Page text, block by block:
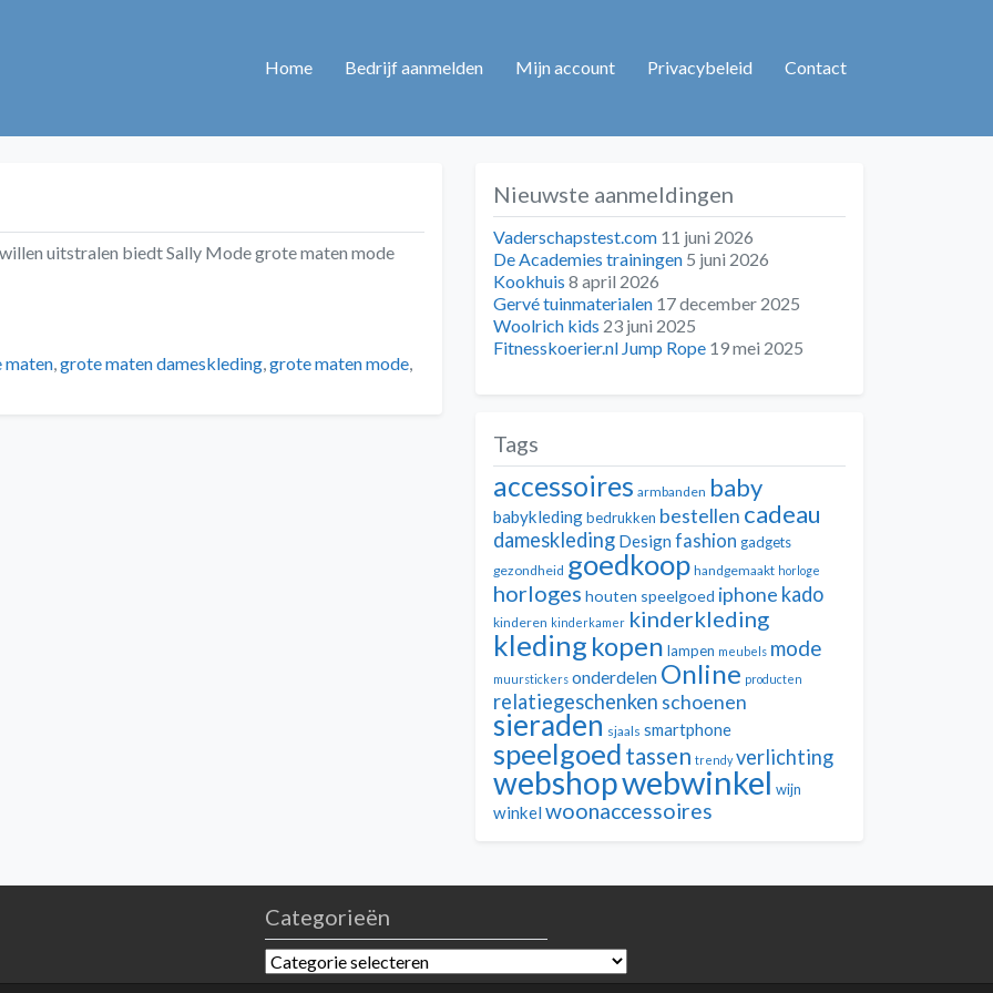
Home Bedrijf aanmelden Mijn account Privacybeleid Contact
uitstralen biedt Sally Mode grote maten mode
maten grote maten dameskleding grote maten mode
Nieuwste aanmeldingen
Vaderschapstest.com 11 juni 2026
De Academies trainingen 5 juni 2026
Kookhuis 8 april 2026
Gervé tuinmaterialen 17 december 2025
Woolrich kids 23 juni 2025
Fitnesskoerier.nl Jump Rope 19 mei 2025
Tags
accessoires armbanden baby
babykledingbedrukken bestellen cadeau
dameskleding Design fashion gadgets
gezondheid goedkoop handgemaakt horloge
horloges houten speelgoed iphone kado
kinderen kinderkamer kinderkleding
kleding kopen lampen meubels mode
muurstickers onderdelen Online producten
relatiegeschenken schoenen
sieraden sjaals smartphone
speelgoed tassen trendy verlichting
webshopwebwinkel wijn
winkelwoonaccessoires
Categorieën
Categorieën